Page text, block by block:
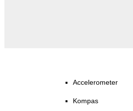
Accelerometer
Kompas